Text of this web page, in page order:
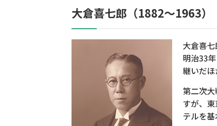
大倉喜七郎（1882～1963）
大倉喜
明治33
継いだ
第二次
すが、
テルを